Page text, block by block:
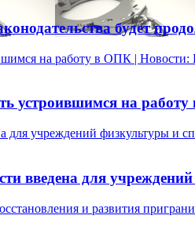
будет
на работу в ОПК |
устроившимся на
для учреждений физкультуры и
введена для
и развития